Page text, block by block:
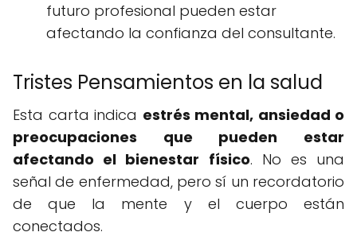
futuro profesional pueden estar
afectando la confianza del consultante.
Tristes Pensamientos en la salud
Esta carta indica estrés mental, ansiedad o
preocupaciones que pueden estar
afectando el bienestar físico. No es una
señal de enfermedad, pero sí un recordatorio
de que la mente y el cuerpo están
conectados.